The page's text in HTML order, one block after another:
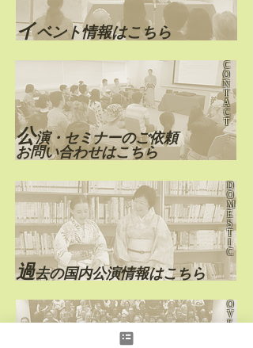
​イベント情報はこちら
公演・セミナーのご依頼
お問い合わせはこちら
C
O
N
T
A
C
T
過去の国内公演情報はこちら
D
O
M
E
S
T
I
C
O
V
E